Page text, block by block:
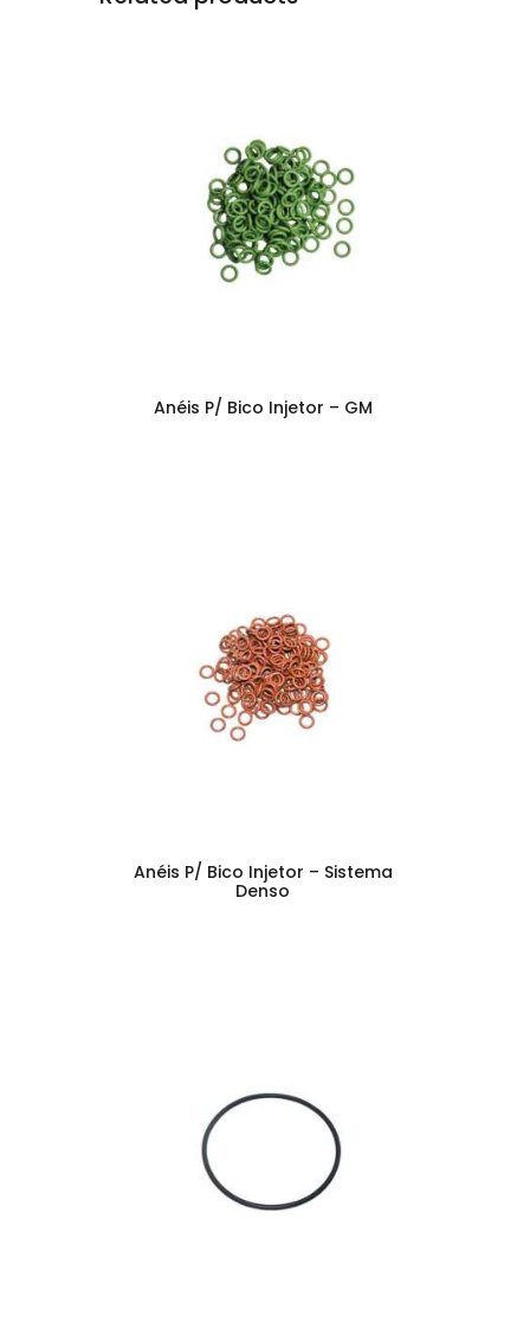
Anéis P/ Bico Injetor – GM
Anéis P/ Bico Injetor – Sistema
Denso